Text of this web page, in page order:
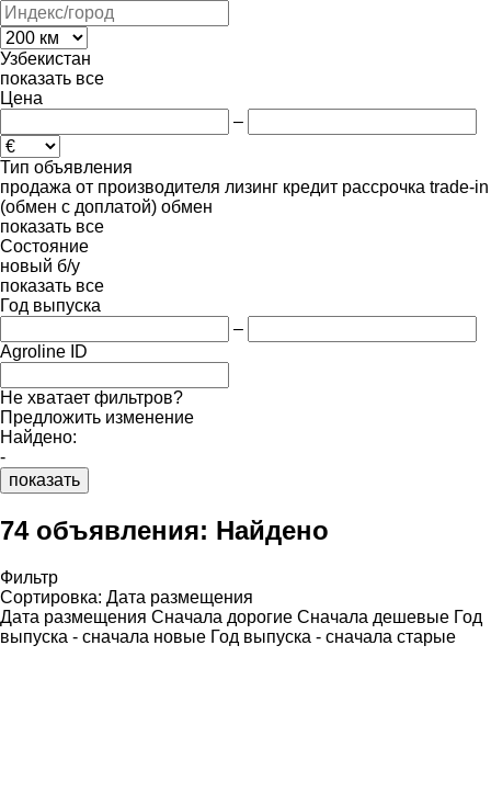
Узбекистан
показать все
Цена
–
Тип объявления
продажа от производителя лизинг кредит рассрочка trade-in
(обмен с доплатой) обмен
показать все
Состояние
новый б/у
показать все
Год выпуска
–
Agroline ID
Не хватает фильтров?
Предложить изменение
Найдено:
-
показать
74 объявления: Найдено
Фильтр
Сортировка: Дата размещения
Дата размещения Сначала дорогие Сначала дешевые Год
выпуска - сначала новые Год выпуска - сначала старые